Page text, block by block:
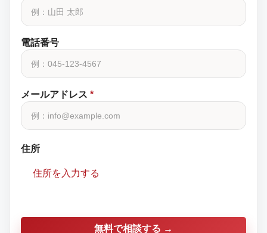
電話番号
メールアドレス *
住所
住所を入力する
無料で相談する